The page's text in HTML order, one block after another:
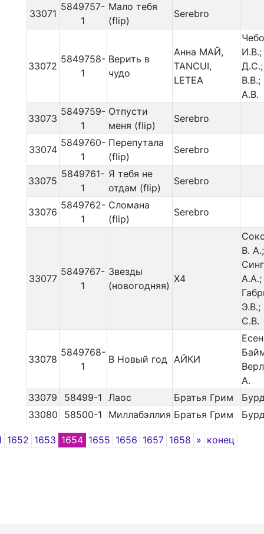
33071
5849757-
1
Мало тебя
(flip)
Serebro
33072
5849758-
1
Верить в
чудо
Анна МАЙ,
TANCUI,
LETEA
А.В.
33073
5849759-
1
Отпусти
меня (flip)
Serebro
33074
5849760-
1
Перепутала
(flip)
Serebro
33075
5849761-
1
Я тебя не
отдам (flip)
Serebro
33076
5849762-
1
Сломана
(flip)
Serebro
33077
5849767-
1
Звезды
(новогодняя)
X4
В. А.;
А.А.;
Э.В.;
С.В.
33078
5849768-
1
В Новый год АЙКИ
А.
33079
58499-1 Лаос Братья Грим
33080
58500-1 Миллабэллия Братья Грим
1652 1653 1654 1655 1656 1657 1658 » Next
конец